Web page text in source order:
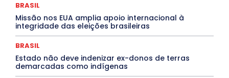
DESTAQUES OUTROS
ELEIÇÕES
EMPREGO E OPORTUNIDADES
Especial
Espírito Santo ESPORTE
EVENTOS
EXPOSIÇÃO Featured
Febre Amarela
INTELIGÊNCIA ARTIFICIAL
INTERNACIONAL
Jogos Online
JUDICIÁRIO
Mato Grosso
BRASIL
Missão nos EUA amplia apoio internacional à
integridade das eleições brasileiras
BRASIL
Estado não deve indenizar ex-donos de terras
demarcadas como indígenas